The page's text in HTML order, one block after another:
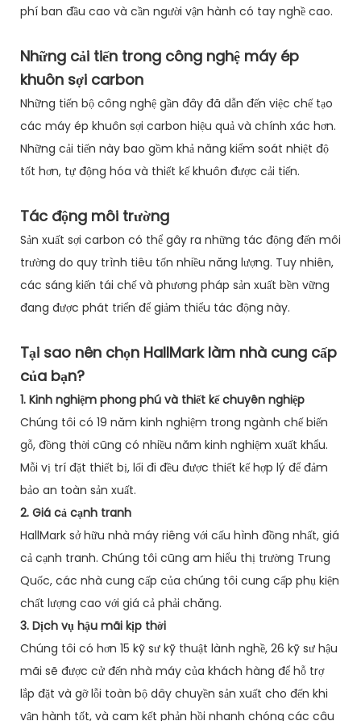
phí ban đầu cao và cần người vận hành có tay nghề cao.
Những cải tiến trong công nghệ máy ép
khuôn sợi carbon
Những tiến bộ công nghệ gần đây đã dẫn đến việc chế tạo
các máy ép khuôn sợi carbon hiệu quả và chính xác hơn.
Những cải tiến này bao gồm khả năng kiểm soát nhiệt độ
tốt hơn, tự động hóa và thiết kế khuôn được cải tiến.
Tác động môi trường
Sản xuất sợi carbon có thể gây ra những tác động đến môi
trường do quy trình tiêu tốn nhiều năng lượng. Tuy nhiên,
các sáng kiến ​​tái chế và phương pháp sản xuất bền vững
đang được phát triển để giảm thiểu tác động này.
Tại sao nên chọn HallMark làm nhà cung cấp
của bạn?
1. Kinh nghiệm phong phú và thiết kế chuyên nghiệp
Chúng tôi có 19 năm kinh nghiệm trong ngành chế biến
gỗ, đồng thời cũng có nhiều năm kinh nghiệm xuất khẩu.
Mỗi vị trí đặt thiết bị, lối đi đều được thiết kế hợp lý để đảm
bảo an toàn sản xuất.
2. Giá cả cạnh tranh
HallMark sở hữu nhà máy riêng với cấu hình đồng nhất, giá
cả cạnh tranh. Chúng tôi cũng am hiểu thị trường Trung
Quốc, các nhà cung cấp của chúng tôi cung cấp phụ kiện
chất lượng cao với giá cả phải chăng.
3. Dịch vụ hậu mãi kịp thời
Chúng tôi có hơn 15 kỹ sư kỹ thuật lành nghề, 26 kỹ sư hậu
mãi sẽ được cử đến nhà máy của khách hàng để hỗ trợ
lắp đặt và gỡ lỗi toàn bộ dây chuyền sản xuất cho đến khi
vận hành tốt, và cam kết phản hồi nhanh chóng các câu